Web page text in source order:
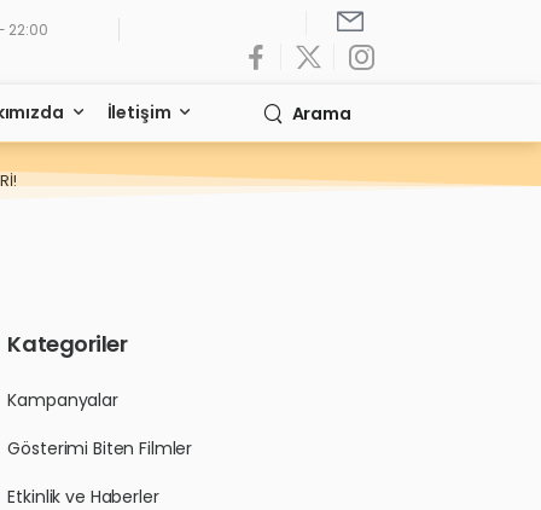
22:00
İletişim Arama
Kategoriler
Kampanyalar
Gösterimi Biten Filmler
Etkinlik ve Haberler